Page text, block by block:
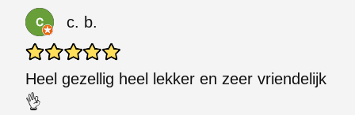
c. b.
Heel gezellig heel lekker en zeer vriendelijk
👌